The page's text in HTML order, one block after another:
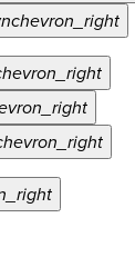
chevron_right